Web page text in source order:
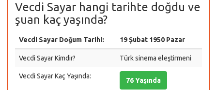
Vecdi Sayar hangi tarihte doğdu ve
şuan kaç yaşında?
Vecdi Sayar Doğum Tarihi: 19 Şubat 1950 Pazar
Vecdi Sayar Kimdir? Türk sinema eleştirmeni
Vecdi Sayar Kaç Yaşında:
76 Yaşında